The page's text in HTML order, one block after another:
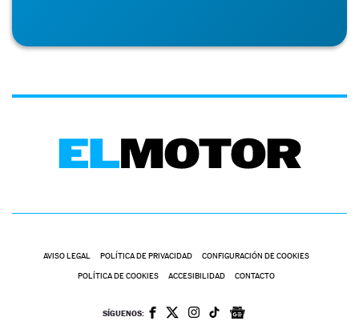
AVISO LEGAL POLÍTICA DE PRIVACIDAD CONFIGURACIÓN DE COOKIES
POLÍTICA DE COOKIES ACCESIBILIDAD CONTACTO
SÍGUENOS: